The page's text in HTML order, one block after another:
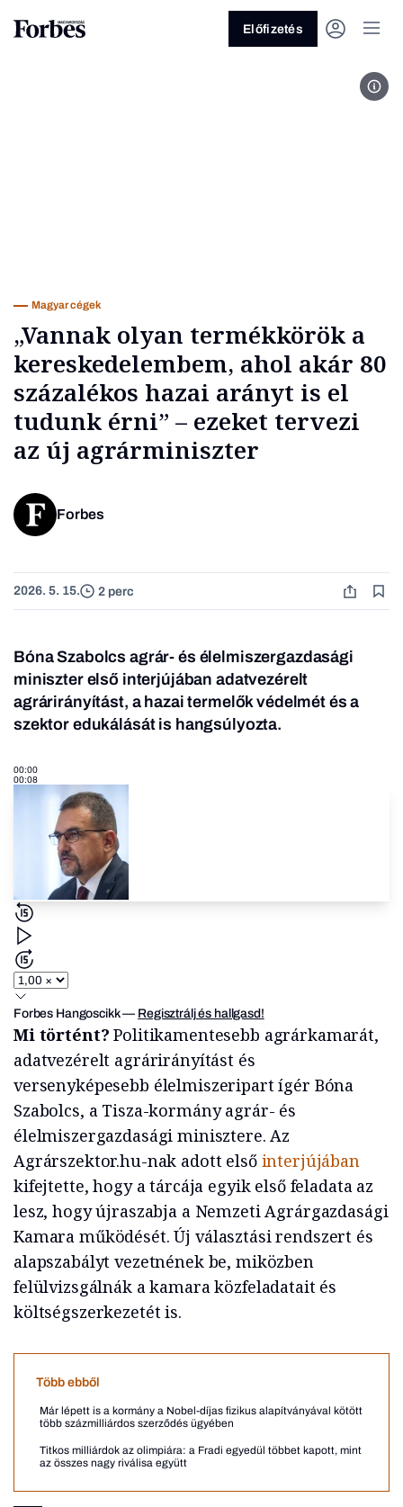
Üzlet
Előfizetés
Magyar cégek
„Vannak olyan termékkörök a
kereskedelembem, ahol akár 80
százalékos hazai arányt is el
tudunk érni” – ezeket tervezi
az új agrárminiszter
Forbes
2026. 5. 15. 2 perc
Bóna Szabolcs agrár- és élelmiszergazdasági
miniszter első interjújában adatvezérelt
agrárirányítást, a hazai termelők védelmét és a
szektor edukálását is hangsúlyozta.
00:00
00:08
Forbes Hangoscikk— Regisztrálj és hallgasd!
Mi történt? Politikamentesebb agrárkamarát,
adatvezérelt agrárirányítást és
versenyképesebb élelmiszeripart ígér Bóna
Szabolcs, a Tisza-kormány agrár- és
élelmiszergazdasági minisztere. Az
Agrárszektor.hu-nak adott első interjújában
kifejtette, hogy a tárcája egyik első feladata az
lesz, hogy újraszabja a Nemzeti Agrárgazdasági
Kamara működését. Új választási rendszert és
alapszabályt vezetnének be, miközben
felülvizsgálnák a kamara közfeladatait és
költségszerkezetét is.
Több ebből
Már lépett is a kormány a Nobel-díjas fizikus alapítványával kötött
több százmilliárdos szerződés ügyében
Titkos milliárdok az olimpiára: a Fradi egyedül többet kapott, mint
az összes nagy riválisa együtt